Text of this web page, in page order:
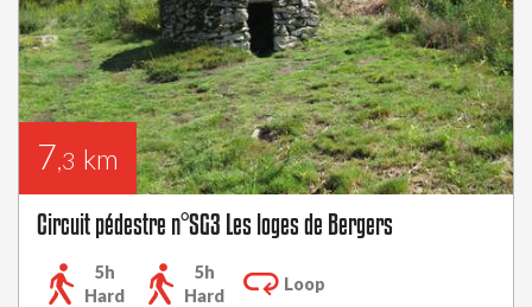
7,3 km
Circuit pédestre n°SG3 Les loges de Bergers
5h
Hard
5h
Hard
Loop